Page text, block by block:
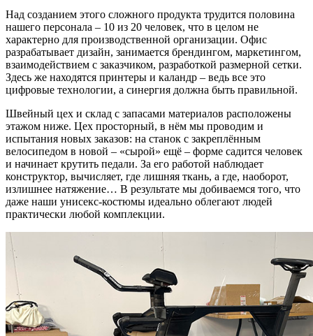
Над созданием этого сложного продукта трудится половина
нашего персонала – 10 из 20 человек, что в целом не
характерно для производственной организации. Офис
разрабатывает дизайн, занимается брендингом, маркетингом,
взаимодействием с заказчиком, разработкой размерной сетки.
Здесь же находятся принтеры и каландр – ведь все это
цифровые технологии, а синергия должна быть правильной.
Швейный цех и склад с запасами материалов расположены
этажом ниже. Цех просторный, в нём мы проводим и
испытания новых заказов: на станок с закреплённым
велосипедом в новой – «сырой» ещё – форме садится человек
и начинает крутить педали. За его работой наблюдает
конструктор, вычисляет, где лишняя ткань, а где, наоборот,
излишнее натяжение… В результате мы добиваемся того, что
даже наши унисекс-костюмы идеально облегают людей
практически любой комплекции.